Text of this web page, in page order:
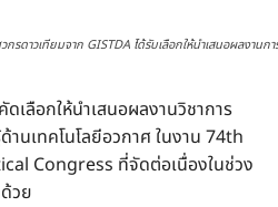
กรดาวเทียมจาก GISTDA ได้รับเลือกให้นำเสนอผลงาน
เลือกให้นำเสนอผลงานวิชาการ
นเทคโนโลยีอวกาศ ในงาน 74th
Congress ที่จัดต่อเนื่องในช่วง
วย